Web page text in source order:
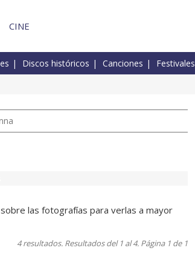
CINE
Discos históricos Canciones Festivales
las fotografías para verlas a mayor
4 resultados. Resultados del 1 al 4. Página 1 de 1